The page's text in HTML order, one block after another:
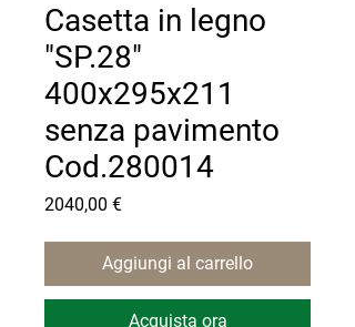
Casetta in legno
"SP.28"
400x295x211
senza pavimento
Cod.280014
2040,00 €Prezzo
Aggiungi al carrello
Acquista ora